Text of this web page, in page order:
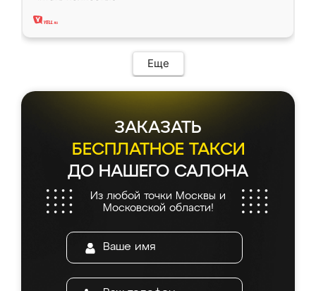
два года, нареканий нет.
Еще
ЗАКАЗАТЬ
БЕСПЛАТНОЕ ТАКСИ
ДО НАШЕГО САЛОНА
Из любой точки Москвы и
Московской области!